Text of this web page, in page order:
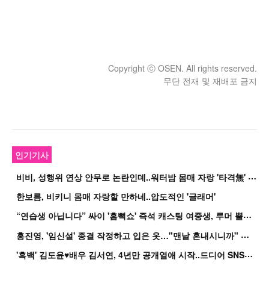
Copyright ⓒ OSEN. All rights reserved.
무단 전재 및 재배포 금지
인기기사
비
비, 성행위 연상 안무로 논란인데..워터밤 몸매 자랑 '타격無' 근황
한보름, 비키니 몸매 자랑할 만하네..압도적인 '글래머'
“
연습생 아닙니다” 싸이 '흠뻑쇼' 즉석 캐스팅 여중생, 루머 뿔났다[Oh!쎈 이...
홍
진영, '임신설' 종결 작정하고 입은 옷…"맨날 혼내시니까" 억울
'
흑백' 김도윤♥배우 김서연, 4년만 공개열애 시작..드디어 SNS에 노출 [핫피...